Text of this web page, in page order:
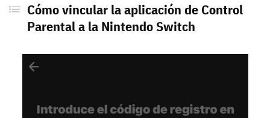
Cómo vincular la aplicación de Control
Parental a la Nintendo Switch